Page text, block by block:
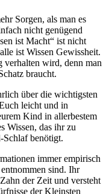
Sorgen, als man es
nicht genügend
ist Macht“ ist nicht
ist Wissen Gewissheit.
verhalten wird, denn man
braucht.
über die wichtigsten
leicht und in
Kind in allerbestem
Wissen, das ihr zu
benötigt.
immer empirisch
sind. Ihr
der Zeit und versteht
der Kleinsten